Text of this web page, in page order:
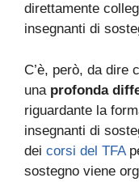
direttamente
insegnanti di
C’è, però, da dire
una profonda
riguardante la
insegnanti di
dei corsi del TFA
sostegno viene